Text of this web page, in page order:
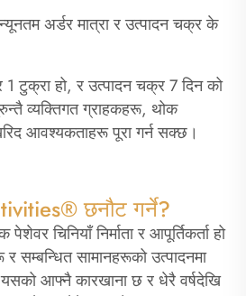
अर्डर मात्रा र उत्पादन चक्र के
1 टुक्रा हो, र उत्पादन चक्र 7 दिन को
व्यक्तिगत ग्राहकहरू, थोक
आवश्यकताहरू पूरा गर्न सक्छ।
छनौट गर्ने?
चिनियाँ निर्माता र आपूर्तिकर्ता हो
सामानहरूको उत्पादनमा
यसको आफ्नै कारखाना छ र धेरै वर्षदेखि